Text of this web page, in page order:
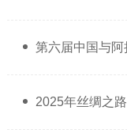
第六届中国与
2025年丝绸之